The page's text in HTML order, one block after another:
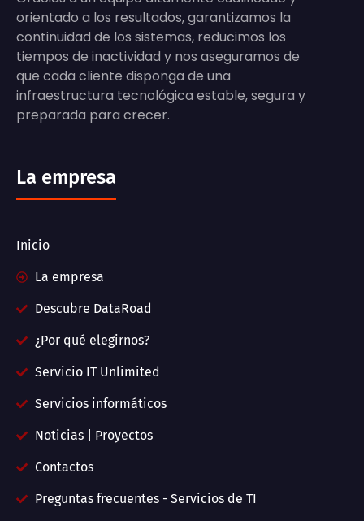
orientado a los resultados, garantizamos la
continuidad de los sistemas, reducimos los
tiempos de inactividad y nos aseguramos de
que cada cliente disponga de una
infraestructura tecnológica estable, segura y
preparada para crecer.
La empresa
Inicio
La empresa
Descubre DataRoad
¿Por qué elegirnos?
Servicio IT Unlimited
Servicios informáticos
Noticias | Proyectos
Contactos
Preguntas frecuentes - Servicios de TI